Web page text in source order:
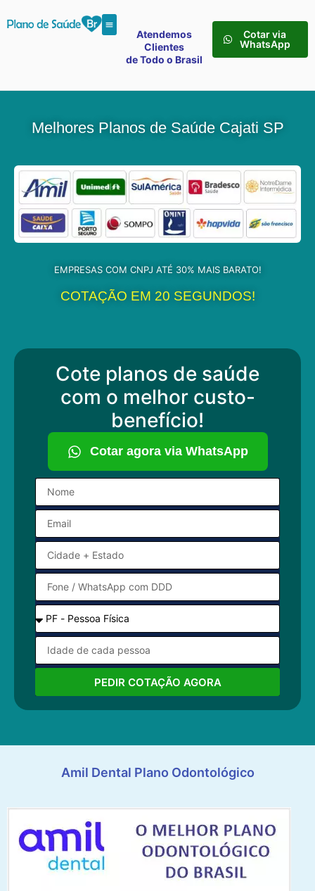
Atendemos
Clientes
de Todo o Brasil
Cotar via
WhatsApp
Melhores Planos de Saúde Cajati SP
EMPRESAS COM CNPJ ATÉ 30% MAIS BARATO!
COTAÇÃO EM 20 SEGUNDOS!
Cote planos de saúde
com o melhor custo-
benefício!
Cotar agora via WhatsApp
PEDIR COTAÇÃO AGORA
Amil Dental Plano Odontológico